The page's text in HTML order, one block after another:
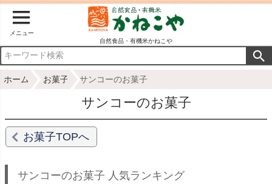
メニュー
自然食品・有機米かねこや
ホーム お菓子 サンコーのお菓子
サンコーのお菓子
お菓子TOPへ
サンコーのお菓子 人気ランキング